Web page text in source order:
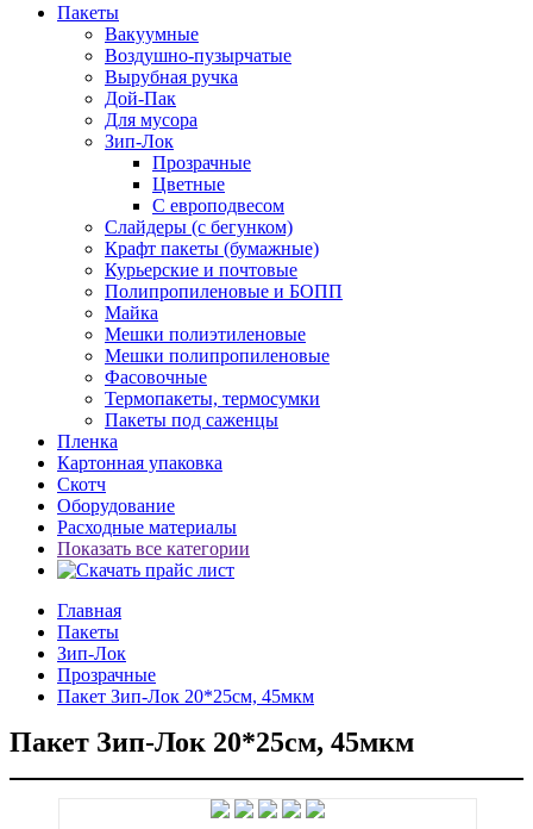
Пакеты
Вакуумные
Воздушно-пузырчатые
Вырубная ручка
Дой-Пак
Для мусора
Зип-Лок
Прозрачные
Цветные
С европодвесом
Слайдеры (с бегунком)
Крафт пакеты (бумажные)
Курьерские и почтовые
Полипропиленовые и БОПП
Майка
Мешки полиэтиленовые
Мешки полипропиленовые
Фасовочные
Термопакеты, термосумки
Пакеты под саженцы
Пленка
Картонная упаковка
Скотч
Оборудование
Расходные материалы
Показать все категории
Главная
Пакеты
Зип-Лок
Прозрачные
Пакет Зип-Лок 20*25см, 45мкм
Пакет Зип-Лок 20*25см, 45мкм